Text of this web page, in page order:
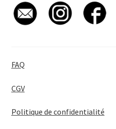
FAQ
CGV
Politique de confidentialité